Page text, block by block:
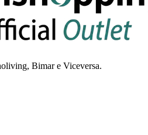
Bimar e Viceversa.